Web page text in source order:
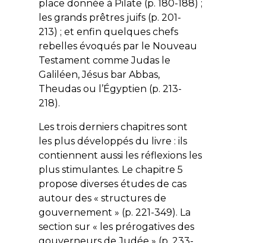
place donnée à Pilate (p. 180-188) ;
les grands prêtres juifs (p. 201-
213) ; et enfin quelques chefs
rebelles évoqués par le Nouveau
Testament comme Judas le
Galiléen, Jésus bar Abbas,
Theudas ou l’Égyptien (p. 213-
218).
Les trois derniers chapitres sont
les plus développés du livre : ils
contiennent aussi les réflexions les
plus stimulantes. Le chapitre 5
propose diverses études de cas
autour des « structures de
gouvernement » (p. 221-349). La
section sur « les prérogatives des